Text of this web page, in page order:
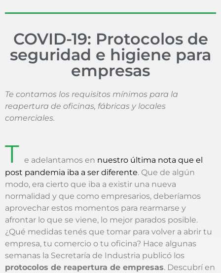
COVID-19: Protocolos de
seguridad e higiene para
empresas
Te contamos los requisitos mínimos para la
reapertura de oficinas, fábricas y locales
comerciales.
T e adelantamos en nuestro última nota que el
post pandemia iba a ser diferente. Que de algún
modo, era cierto que iba a existir una nueva
normalidad y que como empresarios, deberíamos
aprovechar estos momentos para rearmarse y
afrontar lo que se viene, lo mejor parados posible.
¿Qué medidas tenés que tomar para volver a abrir tu
empresa, tu comercio o tu oficina? Hace algunas
semanas la Secretaría de Industria publicó los
protocolos de reapertura de empresas. Descubrí en